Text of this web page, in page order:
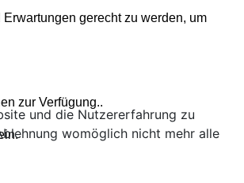
gerecht zu werden, um
zur Verfügung..
und die Nutzererfahrung zu
womöglich nicht mehr alle